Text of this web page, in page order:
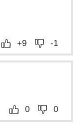
+9 -1
0 0